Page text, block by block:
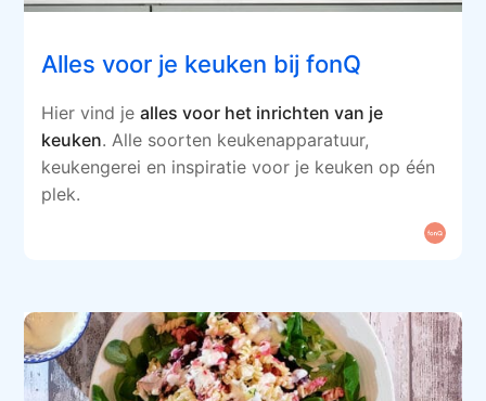
Alles voor je keuken bij fonQ
Hier vind jealles voor het inrichten van je
keuken. Alle soorten keukenapparatuur,
keukengerei en inspiratie voor je keuken op één
plek.